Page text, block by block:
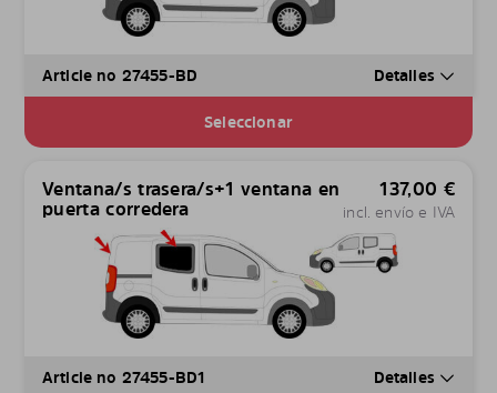
Article no 27455-BD Detalles
Seleccionar
Ventana/s trasera/s+1 ventana en
puerta corredera
137,00 €
incl. envío e IVA
Article no 27455-BD1 Detalles